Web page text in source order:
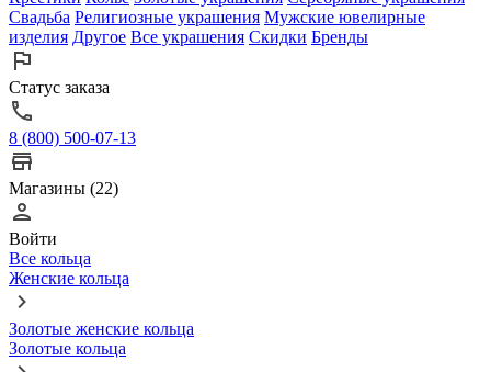
Свадьба Религиозные украшения Мужские ювелирные
изделия Другое Все украшения Скидки Бренды
Статус заказа
8 (800) 500-07-13
Магазины (22)
Войти
Все кольца
Женские кольца
Золотые женские кольца
Золотые кольца